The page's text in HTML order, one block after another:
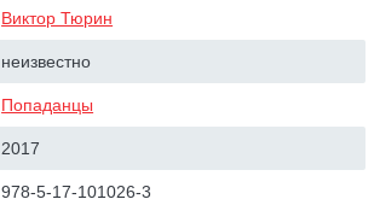
Виктор Тюрин
неизвестно
Попаданцы
2017
978-5-17-101026-3